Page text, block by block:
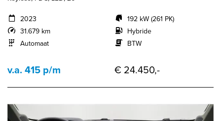
2023
31.679 km
Automaat
192 kW (261 PK)
Hybride
BTW
v.a. 415 p/m € 24.450,-